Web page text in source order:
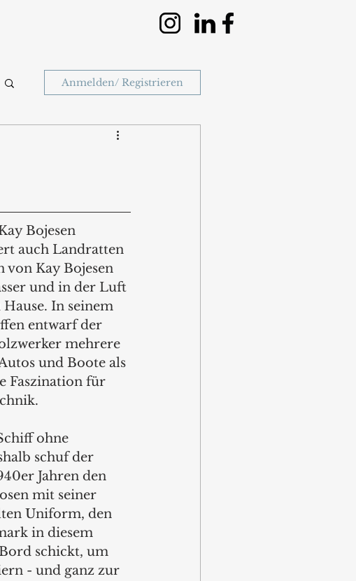
Anmelden/ Registrieren
Bojesen
auch Landratten
von Kay Bojesen
und in der Luft
In seinem
entwarf der
mehrere
und Boote als
Faszination für
ohne
schuf der
Jahren den
mit seiner
Uniform, den
in diesem
schickt, um
- und ganz zur